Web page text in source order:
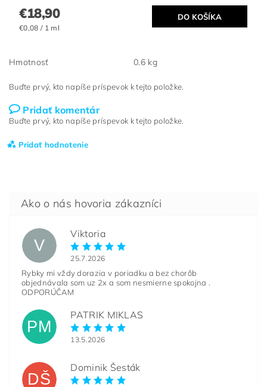
€18,90
€0,08 / 1 ml
Hmotnosť 0.6 kg
Buďte prvý, kto napíše príspevok k tejto položke.
Pridať komentár
Buďte prvý, kto napíše príspevok k tejto položke.
Pridať hodnotenie
V
Viktoria
25.7.2026
Rybky mi vždy dorazia v poriadku a bez chorôb
objednávala som uz 2x a som nesmierne spokojna .
ODPORÚČAM
PM
PATRIK MIKLAS
13.5.2026
DŠ
Dominik Šesták